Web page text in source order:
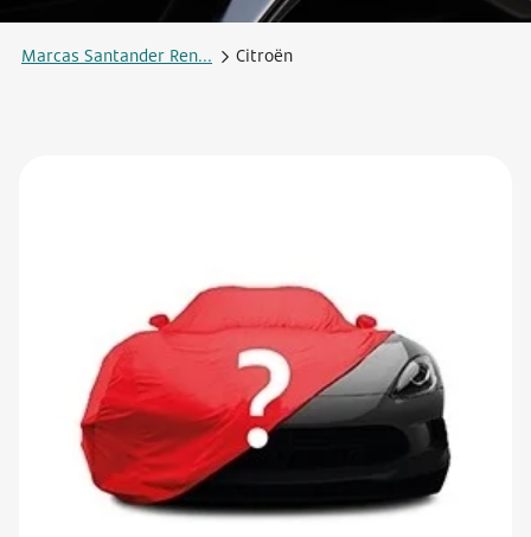
Marcas Santander Ren... Citroën